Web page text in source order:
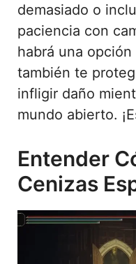
demasiado o
paciencia con
habrá una
también te
infligir daño
mundo abierto.
Entender
Cenizas